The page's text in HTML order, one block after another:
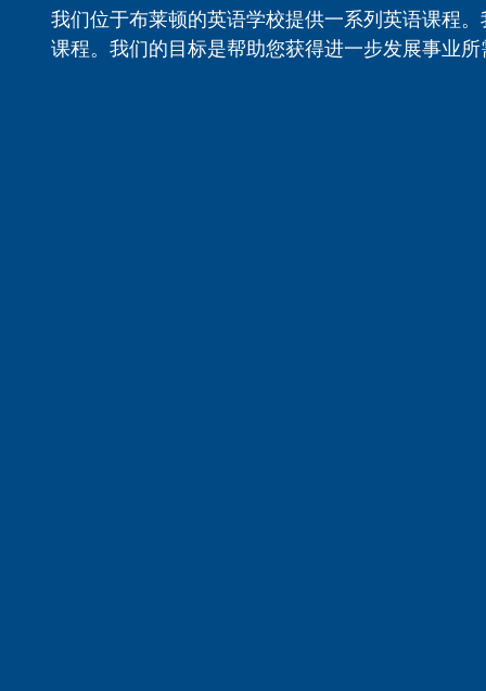
我们位于布莱顿的英语学校提供一系列英语课程
课程。我们的目标是帮助您获得进一步发展事业